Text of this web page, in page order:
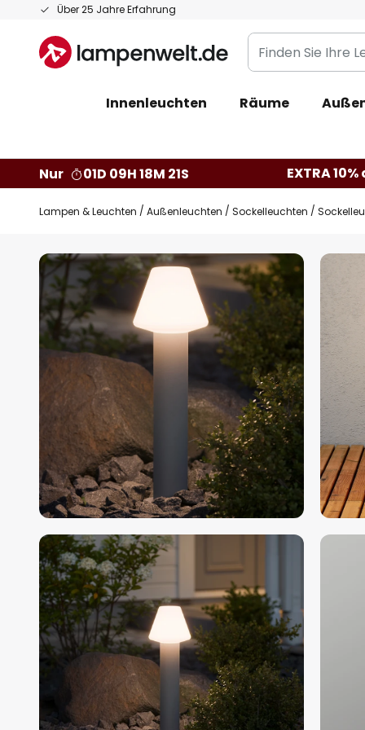
Über 25 Jahre Erfahrung
Zum
springen
Finden
Sie
Leuchte...
Innenleuchten Räume
Nur 01D 09H 18M 20S EXTRA
Lampen & Leuchten Außenleuchten Sockelleuchten
Zum
Ende
der
Bildgalerie
springen